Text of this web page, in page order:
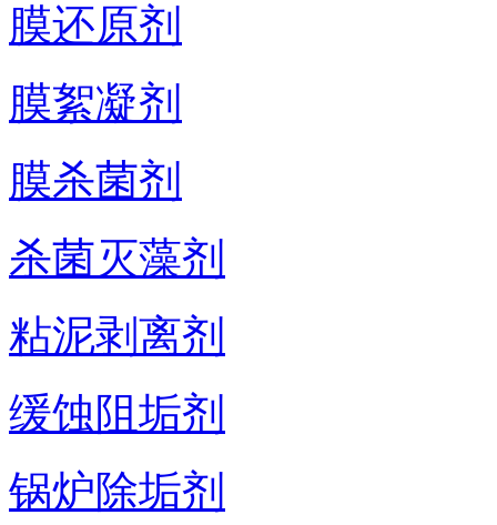
膜还原剂
膜絮凝剂
膜杀菌剂
杀菌灭藻剂
粘泥剥离剂
缓蚀阻垢剂
锅炉除垢剂